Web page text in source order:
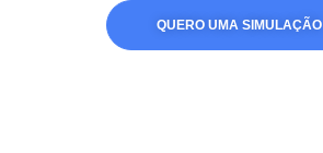
QUERO UMA SIMULAÇÃO